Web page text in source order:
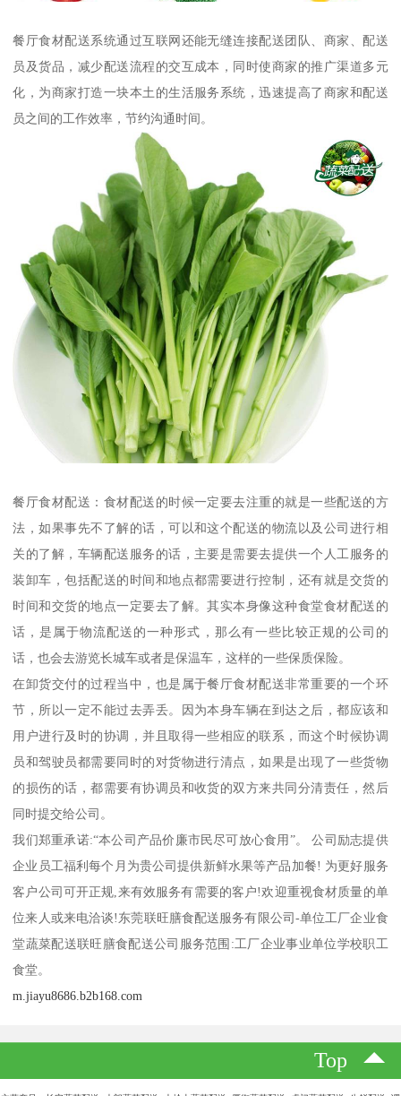
餐厅食材配送系统通过互联网还能无缝连接配送团队、商家、配送
员及货品，减少配送流程的交互成本，同时使商家的推广渠道多元
化，为商家打造一块本土的生活服务系统，迅速提高了商家和配送
员之间的工作效率，节约沟通时间。
餐厅食材配送：食材配送的时候一定要去注重的就是一些配送的方
法，如果事先不了解的话，可以和这个配送的物流以及公司进行相
关的了解，车辆配送服务的话，主要是需要去提供一个人工服务的
装卸车，包括配送的时间和地点都需要进行控制，还有就是交货的
时间和交货的地点一定要去了解。其实本身像这种食堂食材配送的
话，是属于物流配送的一种形式，那么有一些比较正规的公司的
话，也会去游览长城车或者是保温车，这样的一些保质保险。
在卸货交付的过程当中，也是属于餐厅食材配送非常重要的一个环
节，所以一定不能过去弄丢。因为本身车辆在到达之后，都应该和
用户进行及时的协调，并且取得一些相应的联系，而这个时候协调
员和驾驶员都需要同时的对货物进行清点，如果是出现了一些货物
的损伤的话，都需要有协调员和收货的双方来共同分清责任，然后
同时提交给公司。
我们郑重承诺:“本公司产品价廉市民尽可放心食用”。 公司励志提供
企业员工福利每个月为贵公司提供新鲜水果等产品加餐! 为更好服务
客户公司可开正规,来有效服务有需要的客户!欢迎重视食材质量的单
位来人或来电洽谈!东莞联旺膳食配送服务有限公司-单位工厂企业食
堂蔬菜配送联旺膳食配送公司服务范围:工厂企业事业单位学校职工
食堂。
m.jiayu8686.b2b168.com
Top